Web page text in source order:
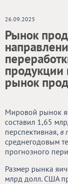
26.09.2025
Рынок
продукции
рынок
Мировой рынок
составил 1,65
перспективная, в
среднегодовым
прогнозного
Размер рынка
млрд долл. США